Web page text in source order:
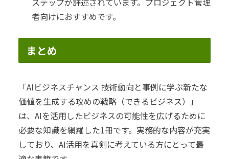
者向けにおすすめです。
まとめ
「AIビジネスチャンス 技術動向と事例に学ぶ新たな
価値を生成する攻めの戦略（できるビジネス）」
は、AIを活用したビジネスの可能性を広げるために
必要な知識を網羅した1冊です。実務的な内容が充実
しており、AI活用を真剣に考えている方にとって最